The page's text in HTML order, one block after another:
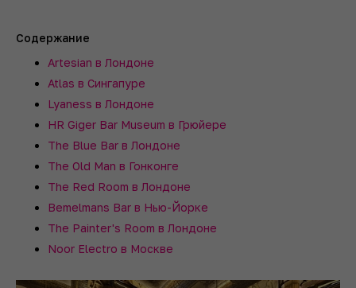
Содержание
Artesian в Лондоне
Atlas в Сингапуре
Lyaness в Лондоне
HR Giger Bar Museum в Грюйере
The Blue Bar в Лондоне
The Old Man в Гонконге
The Red Room в Лондоне
Bemelmans Bar в Нью-Йорке
The Painter's Room в Лондоне
Noor Electro в Москве